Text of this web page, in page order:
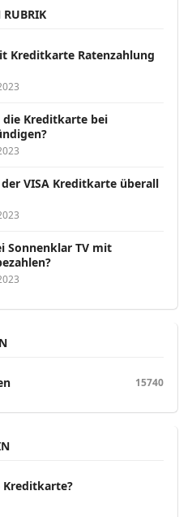
RUBRIK
Kreditkarte Ratenzahlung
die Kreditkarte bei
VISA Kreditkarte überall
Sonnenklar TV mit
15740
Kreditkarte?